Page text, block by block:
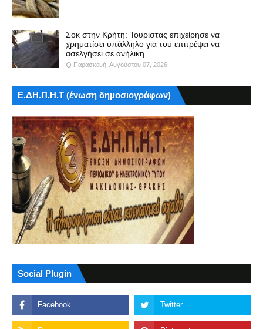
Σοκ στην Κρήτη: Τουρίστας επιχείρησε να
χρηματίσει υπάλληλο για του επιτρέψει να
ασελγήσει σε ανήλικη
Παρασκευή, Αυγούστου 07, 2026
Ε.ΔΗ.Π.Η.Τ (ένωση δημοσιογράφων)
Social Plugin